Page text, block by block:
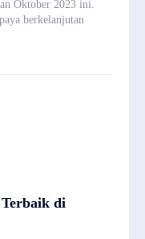
Oktober 2023 ini.
berkelanjutan
Terbaik di